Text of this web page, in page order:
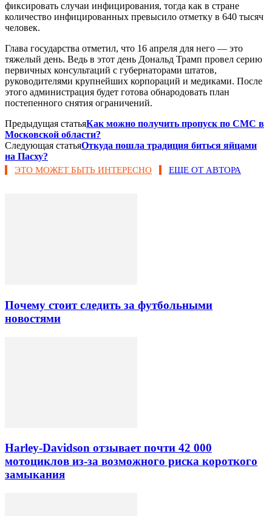
фиксировать случаи инфицирования, тогда как в стране
количество инфицированных превысило отметку в 640 тысяч
человек.
Глава государства отметил, что 16 апреля для него — это
тяжелый день. Ведь в этот день Дональд Трамп провел серию
первичных консультаций с губернаторами штатов,
руководителями крупнейших корпораций и медиками. После
этого администрация будет готова обнародовать план
постепенного снятия ограничений.
Предыдущая статьяКак можно получить пропуск по СМС в
Московской области?
Следующая статьяОткуда пошла традиция биться яйцами
на Пасху?
ЭТО МОЖЕТ БЫТЬ ИНТЕРЕСНО ЕЩЕ ОТ АВТОРА
Почему стоит следить за футбольными
новостями
Harley-Davidson отзывает почти 42 000
мотоциклов из-за возможного риска короткого
замыкания